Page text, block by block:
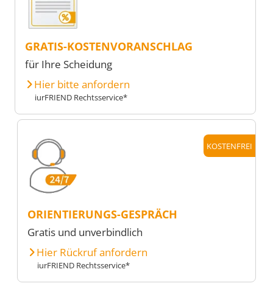
GRATIS-KOSTENVORANSCHLAG
für Ihre Scheidung
Hier bitte anfordern
iurFRIEND Rechtsservice*
KOSTENFREI
ORIENTIERUNGS-GESPRÄCH
Gratis und unverbindlich
Hier Rückruf anfordern
iurFRIEND Rechtsservice*